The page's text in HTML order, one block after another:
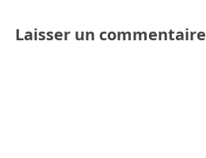
Laisser un commentaire